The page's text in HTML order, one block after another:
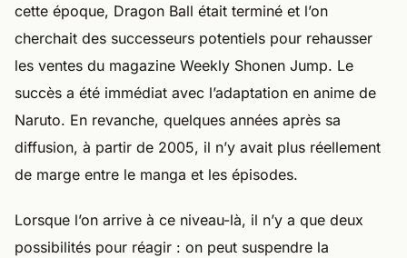
cette époque, Dragon Ball était terminé et l’on
cherchait des successeurs potentiels pour rehausser
les ventes du magazine Weekly Shonen Jump. Le
succès a été immédiat avec l’adaptation en anime de
Naruto. En revanche, quelques années après sa
diffusion, à partir de 2005, il n’y avait plus réellement
de marge entre le manga et les épisodes.
Lorsque l’on arrive à ce niveau-là, il n’y a que deux
possibilités pour réagir : on peut suspendre la